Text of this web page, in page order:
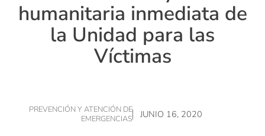
humanitaria inmediata de
la Unidad para las
Víctimas
PREVENCIÓN Y ATENCIÓN DE
EMERGENCIAS
JUNIO 16, 2020